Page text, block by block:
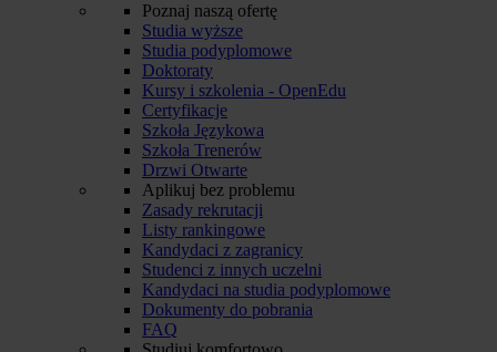
Poznaj naszą ofertę
Studia wyższe
Studia podyplomowe
Doktoraty
Kursy i szkolenia - OpenEdu
Certyfikacje
Szkoła Językowa
Szkoła Trenerów
Drzwi Otwarte
Aplikuj bez problemu
Zasady rekrutacji
Listy rankingowe
Kandydaci z zagranicy
Studenci z innych uczelni
Kandydaci na studia podyplomowe
Dokumenty do pobrania
FAQ